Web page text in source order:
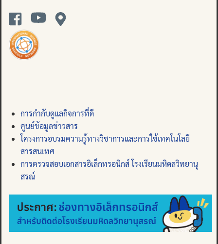
การกำกับดูแลกิจการที่ดี
ศูนย์ข้อมูลข่าวสาร
โครงการอบรมความรู้ทางวิชาการและการใช้เทคโนโลยี
สารสนเทศ
การตรวจสอบเอกสารอิเล็กทรอนิกส์ โรงเรียนมหิดลวิทยานุ
สรณ์